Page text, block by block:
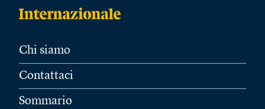
Chi siamo
Contattaci
Sommario